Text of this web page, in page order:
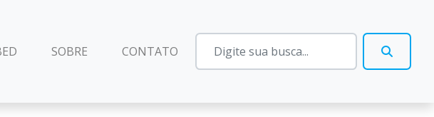
SOBRE CONTATO